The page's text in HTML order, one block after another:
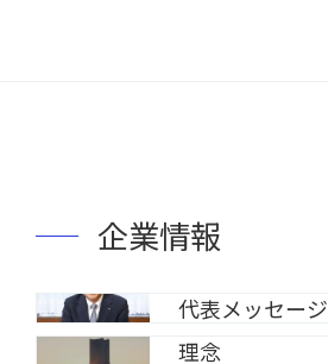
企業情報
代表メッセージ
理念